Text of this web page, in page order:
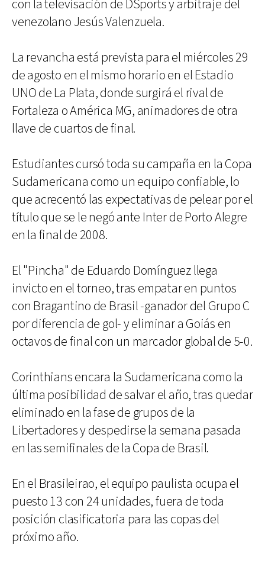
con la televisación de DSports y arbitraje del
venezolano Jesús Valenzuela.
La revancha está prevista para el miércoles 29
de agosto en el mismo horario en el Estadio
UNO de La Plata, donde surgirá el rival de
Fortaleza o América MG, animadores de otra
llave de cuartos de final.
Estudiantes cursó toda su campaña en la Copa
Sudamericana como un equipo confiable, lo
que acrecentó las expectativas de pelear por el
título que se le negó ante Inter de Porto Alegre
en la final de 2008.
El "Pincha" de Eduardo Domínguez llega
invicto en el torneo, tras empatar en puntos
con Bragantino de Brasil -ganador del Grupo C
por diferencia de gol- y eliminar a Goiás en
octavos de final con un marcador global de 5-0.
Corinthians encara la Sudamericana como la
última posibilidad de salvar el año, tras quedar
eliminado en la fase de grupos de la
Libertadores y despedirse la semana pasada
en las semifinales de la Copa de Brasil.
En el Brasileirao, el equipo paulista ocupa el
puesto 13 con 24 unidades, fuera de toda
posición clasificatoria para las copas del
próximo año.